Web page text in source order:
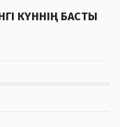
КҮННІҢ БАСТЫ